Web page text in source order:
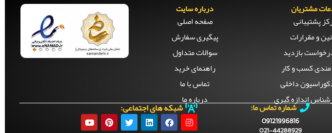
مشتریان
پشتیبانی
و مقرارات
بازدید
مندی کسب و کار
داخلی
اندازه گیری
درباره سایت
صفحه‌ اصلی
پیگیری سفارش
سوالات متداول
راهنمای خرید
تماس با ما
درباره ما
شماره تماس ما:
09121996816
021-44288929
شبکه های اجتماعی: